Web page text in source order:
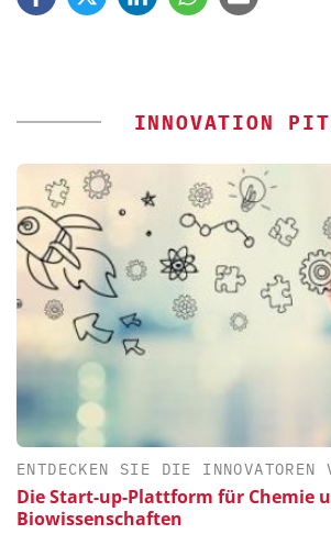
INNOVATION
ENTDECKEN SIE DIE INNOVATOREN
Die Start-up-Plattform für Chemie
Biowissenschaften